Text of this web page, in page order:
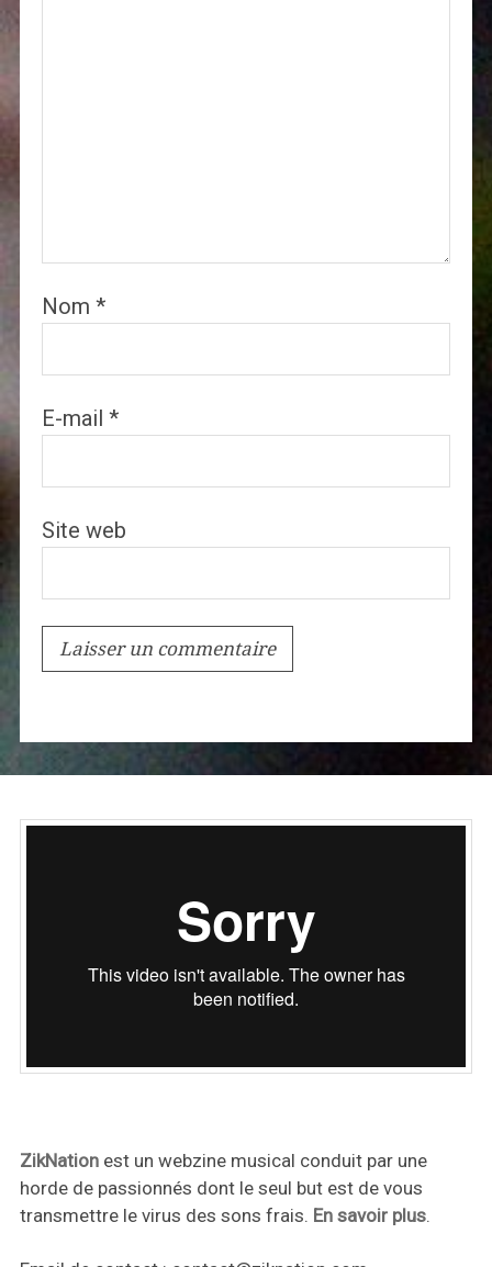
Nom *
E-mail *
Site web
ZikNationest un webzine musical conduit par une
horde de passionnés dont le seul but est de vous
transmettre le virus des sons frais. En savoir plus.